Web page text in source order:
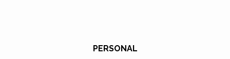
PERSONAL